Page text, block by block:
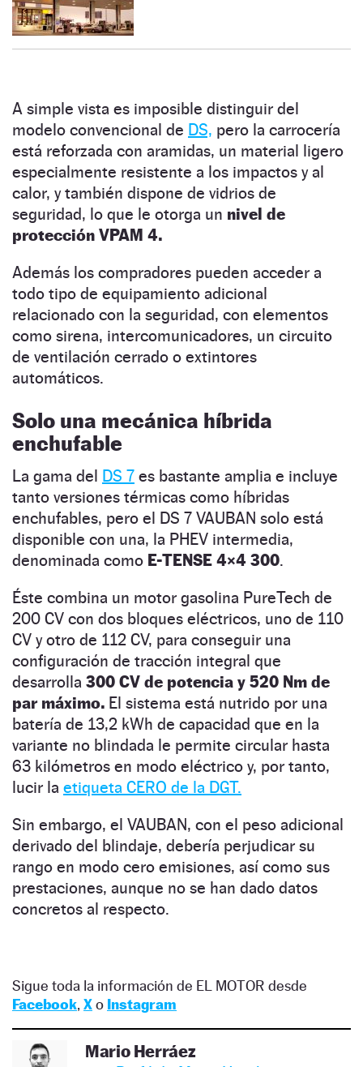
A simple vista es imposible distinguir del
modelo convencional de DS, pero la carrocería
está reforzada con aramidas, un material ligero
especialmente resistente a los impactos y al
calor, y también dispone de vidrios de
seguridad, lo que le otorga un nivel de
protección VPAM 4.
Además los compradores pueden acceder a
todo tipo de equipamiento adicional
relacionado con la seguridad, con elementos
como sirena, intercomunicadores, un circuito
de ventilación cerrado o extintores
automáticos.
Solo una mecánica híbrida
enchufable
La gama del DS 7 es bastante amplia e incluye
tanto versiones térmicas como híbridas
enchufables, pero el DS 7 VAUBAN solo está
disponible con una, la PHEV intermedia,
denominada como E-TENSE 4×4 300.
Éste combina un motor gasolina PureTech de
200 CV con dos bloques eléctricos, uno de 110
CV y otro de 112 CV, para conseguir una
configuración de tracción integral que
desarrolla 300 CV de potencia y 520 Nm de
par máximo. El sistema está nutrido por una
batería de 13,2 kWh de capacidad que en la
variante no blindada le permite circular hasta
63 kilómetros en modo eléctrico y, por tanto,
lucir la etiqueta CERO de la DGT.
Sin embargo, el VAUBAN, con el peso adicional
derivado del blindaje, debería perjudicar su
rango en modo cero emisiones, así como sus
prestaciones, aunque no se han dado datos
concretos al respecto.
Sigue toda la información de EL MOTOR desde
Facebook, Xo Instagram
Mario Herráez